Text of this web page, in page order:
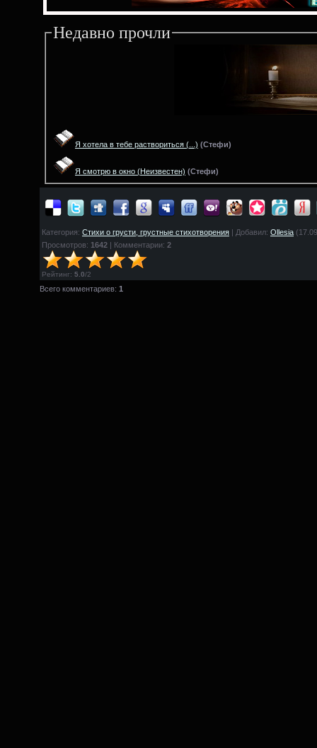
Недавно прочли
Я хотела в тебе раствориться (...) (Стефи)
Я смотрю в окно (Неизвестен) (Стефи)
Категория: Стихи о грусти, грустные стихотворения | Добавил: Ollesia
Просмотров: 1642 | Комментарии: 2
Рейтинг: 5.0/2
Всего комментариев: 1